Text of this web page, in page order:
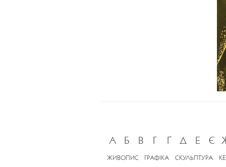
А Б В Г Ґ Д Е Є
ЖИВОПИС ГРАФІКА СКУЛЬПТУРА